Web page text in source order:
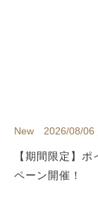
New 2026/08/06
【期間限定】
ペーン開催！